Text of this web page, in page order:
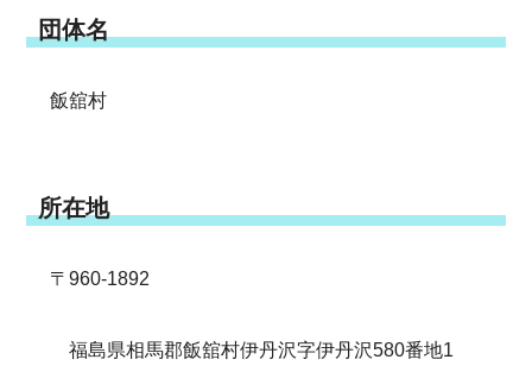
団体名
飯舘村
所在地
〒960-1892
福島県相馬郡飯舘村伊丹沢字伊丹沢580番地1